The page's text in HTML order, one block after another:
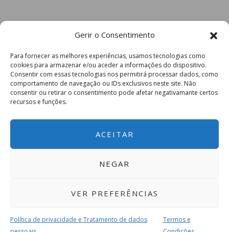
Gerir o Consentimento
Para fornecer as melhores experiências, usamos tecnologias como
cookies para armazenar e/ou aceder a informações do dispositivo.
Consentir com essas tecnologias nos permitirá processar dados, como
comportamento de navegação ou IDs exclusivos neste site. Não
consentir ou retirar o consentimento pode afetar negativamante certos
recursos e funções.
ACEITAR
NEGAR
VER PREFERÊNCIAS
Política de privacidade e Tratamento de dados
Termos e